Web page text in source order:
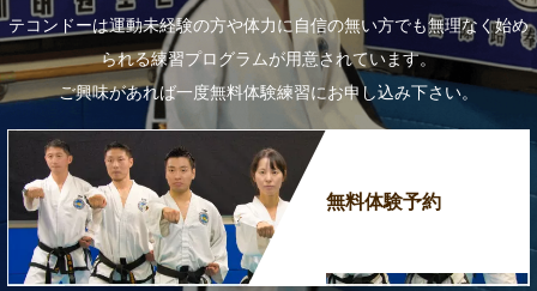
テコンドーは運動未経験の方や体力に自信の無い方でも無理なく始め
られる練習プログラムが用意されています。
ご興味があれば一度無料体験練習にお申し込み下さい。
無料体験予約